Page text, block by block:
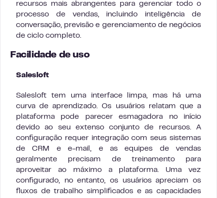
recursos mais abrangentes para gerenciar todo o
processo de vendas, incluindo inteligência de
conversação, previsão e gerenciamento de negócios
de ciclo completo.
Facilidade de uso
Salesloft
Salesloft tem uma interface limpa, mas há uma
curva de aprendizado. Os usuários relatam que a
plataforma pode parecer esmagadora no início
devido ao seu extenso conjunto de recursos. A
configuração requer integração com seus sistemas
de CRM e e-mail, e as equipes de vendas
geralmente precisam de treinamento para
aproveitar ao máximo a plataforma. Uma vez
configurado, no entanto, os usuários apreciam os
fluxos de trabalho simplificados e as capacidades